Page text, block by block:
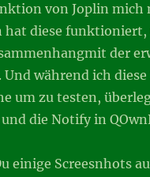
von Joplin
hat diese funktioniert,
der
während ich
um zu testen,
die Notify in
einige Screesnhots